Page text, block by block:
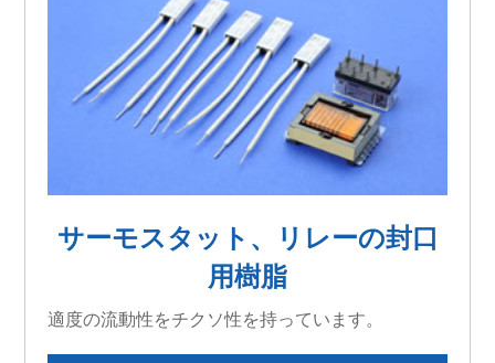
サーモスタット、リレーの封口
用樹脂
適度の流動性をチクソ性を持っています。